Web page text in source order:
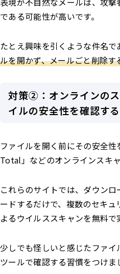
である可能性が高いです。
たとえ興味を引くような件名で
ルを開かず、メールごと削除す
対策②：オンラインの
イルの安全性を確認する
ファイルを開く前にその安全
Total」などのオンラインスキ
これらのサイトでは、ダウン
ードするだけで、複数のセキ
よるウイルススキャンを無料で
少しでも怪しいと感じたファ
ツールで確認する習慣をつけま